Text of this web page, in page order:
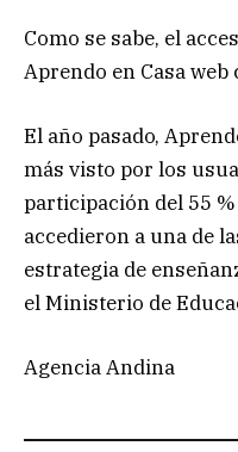
Como se sabe, el
Aprendo en Casa
El año pasado,
más visto por los
participación del 55
accedieron a una de
estrategia de
el Ministerio de
Agencia Andina